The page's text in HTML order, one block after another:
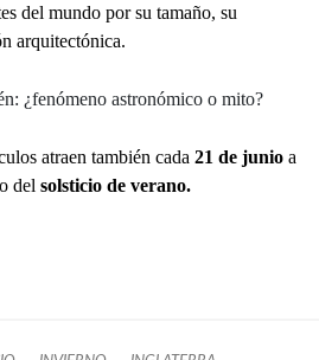
del mundo por su tamaño, su
arquitectónica.
¿fenómeno astronómico o mito?
atraen también cada 21 de junio a
del solsticio de verano.